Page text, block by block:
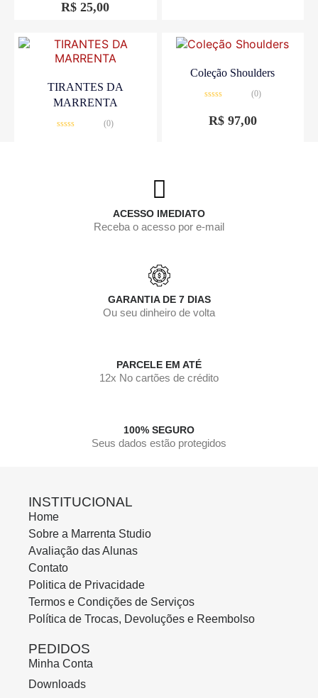
de
R$ 25,00
TIRANTES DA
MARRENTA
(0)
Coleção Shoulders
de
(0)
R$97,00
ACESSO IMEDIATO
Receba o acesso por e-mail
GARANTIA DE 7 DIAS
Ou seu dinheiro de volta
PARCELE EM ATÉ
12x No cartões de crédito
100% SEGURO
Seus dados estão protegidos
INSTITUCIONAL
Home
Sobre a Marrenta Studio
Avaliação das Alunas
Contato
Politica de Privacidade
Termos e Condições de Serviços
Política de Trocas, Devoluções e Reembolso
PEDIDOS
Minha Conta
Downloads